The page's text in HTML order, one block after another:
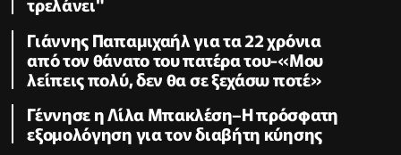
Γιάννης Παπαμιχαήλ για τα 22 χρόνια
από τον θάνατο του πατέρα του-«Μου
λείπεις πολύ, δεν θα σε ξεχάσω ποτέ»
Γέννησε η Λίλα Μπακλέση–Η πρόσφατη
εξομολόγηση για τον διαβήτη κύησης